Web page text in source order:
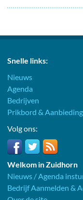
Snelle links:
Nieuws
Agenda
Bedrijven
Prikbord &
Volg ons:
Welkom in Zuidhorn
Nieuws / Agenda
Bedrijf Aanmelden &